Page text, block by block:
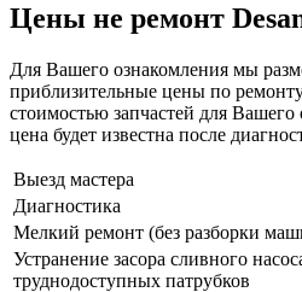
Цены не ремонт
Для Вашего ознакомления мы
приблизительные цены по
стоимостью запчастей для Вашего
цена будет известна после
Выезд мастера
Диагностика
Мелкий ремонт (без разборки
Устранение засора сливного
труднодоступных патрубков